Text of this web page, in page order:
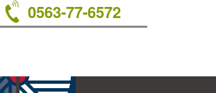
0563-77-6572